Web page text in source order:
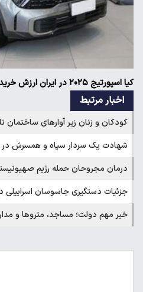
کیا اسپورتیج ۲۰۲۵ در ایران ارزش خرید دارد؟
اخبار مرتبط
کودکان و زنان زیر آوارهای ساختمان
شهادت یک سردار سپاه و همسرش در
درمان مجروحان حمله رژیم
جزئیات دستگیری جاسوسان اسراییلی
خبر مهم دولت؛ مساجد، متروها و مدارس ۲۴ ساعته باز